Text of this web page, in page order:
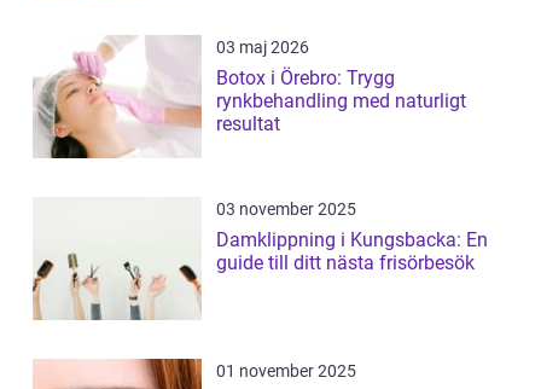
03 maj 2026
Botox i Örebro: Trygg
rynkbehandling med naturligt
resultat
03 november 2025
Damklippning i Kungsbacka: En
guide till ditt nästa frisörbesök
01 november 2025